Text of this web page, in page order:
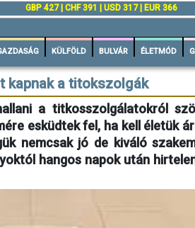
GBP 427 | CHF 391 | USD 317 | EUR 366
KÜLFÖLD BULVÁR ÉLETMÓD
kapnak a titokszolgák
a titkosszolgálatokról
esküdtek fel, ha kell életük
nemcsak jó de kiváló
hangos napok után